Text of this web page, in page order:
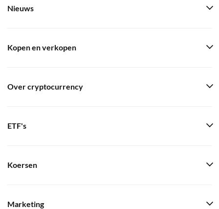
Nieuws
Kopen en verkopen
Over cryptocurrency
ETF's
Koersen
Marketing